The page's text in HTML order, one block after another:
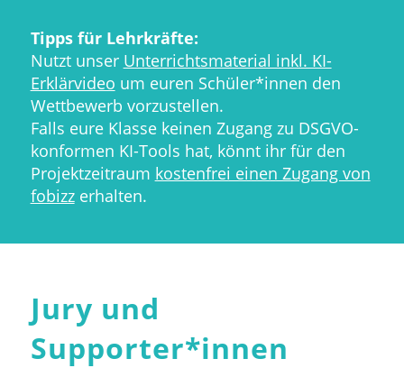
Tipps für Lehrkräfte:
Nutzt unser Unterrichtsmaterial inkl. KI-
Erklärvideo um euren Schüler*innen den
Wettbewerb vorzustellen.
Falls eure Klasse keinen Zugang zu DSGVO-
konformen KI-Tools hat, könnt ihr für den
Projektzeitraum kostenfrei einen Zugang von
fobizzerhalten.
Jury und
Supporter*innen